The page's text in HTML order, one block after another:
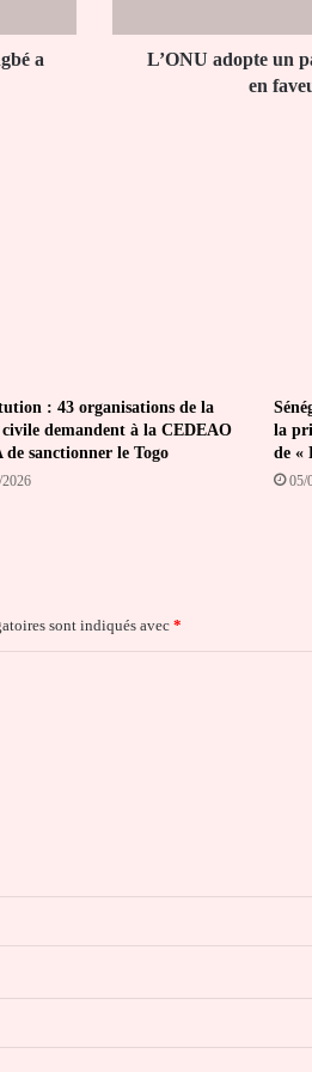
a
en
faveurL’ONU adopte un
en
: 43 organisations de la
civile demandent à la CEDEAO
de sanctionner le Togo
la
de «
05/
sont indiqués avec *